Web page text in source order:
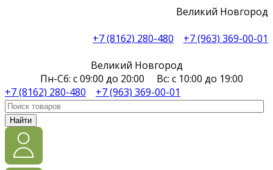
Великий Новгород
+7 (8162) 280-480
+7 (963) 369-00-01
Великий Новгород
Пн-Сб: с 09:00 до 20:00 Вс: с 10:00 до 19:00
+7 (8162) 280-480
+7 (963) 369-00-01
Найти